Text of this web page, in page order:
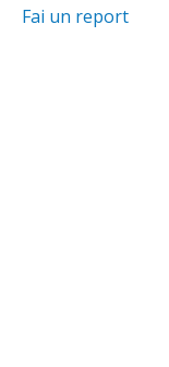
Fai un report